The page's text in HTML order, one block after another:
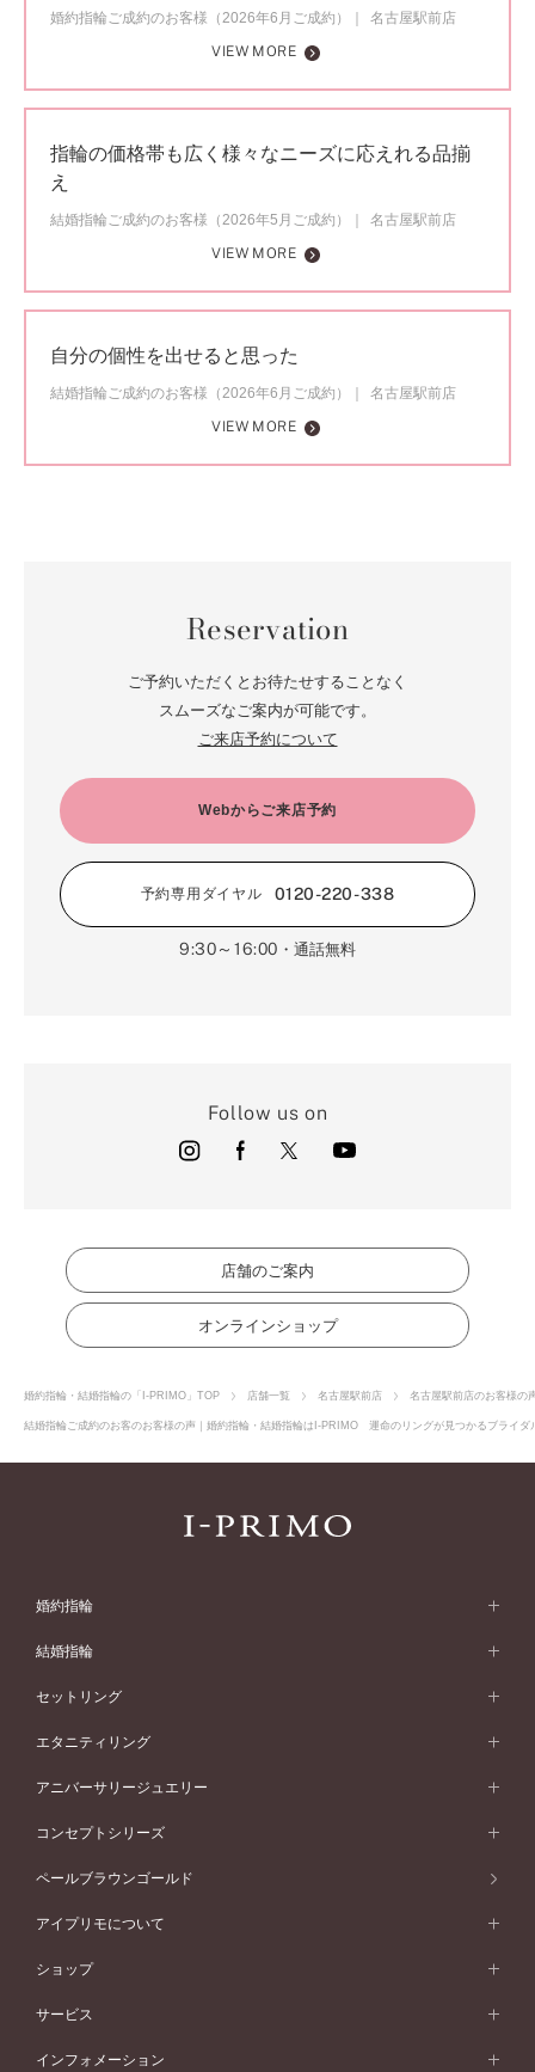
婚約指輪ご成約のお客様（2026年6月ご成約）
名古屋駅前店
VIEW MORE
指輪の価格帯も広く様々なニーズに応えれる品揃
え
結婚指輪ご成約のお客様（2026年5月ご成約）
名古屋駅前店
VIEW MORE
自分の個性を出せると思った
結婚指輪ご成約のお客様（2026年6月ご成約）
名古屋駅前店
VIEW MORE
Reservation
ご予約いただくとお待たせすることなく
スムーズなご案内が可能です。
ご来店予約について
Webからご来店予約
予約専用ダイヤル 0120-220-338
9:30～16:00 ・通話無料
Follow us on
店舗のご案内
オンラインショップ
婚約指輪・結婚指輪の「I-PRIMO」TOP 店舗一覧 名古屋駅前店 名古屋駅前店のお客様の
結婚指輪ご成約のお客のお客様の声｜婚約指輪・結婚指輪はI-PRIMO 運命のリングが見つかるブライ
婚約指輪
婚約指輪 (エンゲージリング)
婚約指輪一覧
ピンクゴールド
ペールブラウンゴールド
ウェーブライン
V字ライン
ワンサイドメレ
ダブルサイドメレ
シンプル
フェミニン
モード
50万円台～
40万円台～
30万円台～
婚約指輪 人気ランキング
婚約ネックレス
ダイヤモンドシェイプコレクション
結婚指輪
結婚指輪 (マリッジリング)
結婚指輪一覧
ピンクゴールド
ペールブラウンゴールド
ウェーブライン
V字ライン
ワンメレ
セベラルメレ
シンプル
フェミニン
モード
50万円～
40万円～50万円
セットリング
セットリング
セットリング一覧
ピンクゴールド
ペールブラウンゴールド
エタニティリング
エタニティリング
エタニティリング一覧
ピンクゴールド
ペールブラウンゴールド
アニバーサリージュエリー
アニバーサリージュエリー
アニバーサリージュエリー一覧
ファッションリング
ブレスレット
コンセプトシリーズ
コンセプトシリーズ
オリジンビリーフ
エトワル
スワハ
ペールブラウンゴールド
アイプリモについて
アイプリモについて
パーソナルハンド診断
デザインへのこだわり
ショップ
店舗一覧
北海道
サービス
プロポーズサポート
インフォメーション